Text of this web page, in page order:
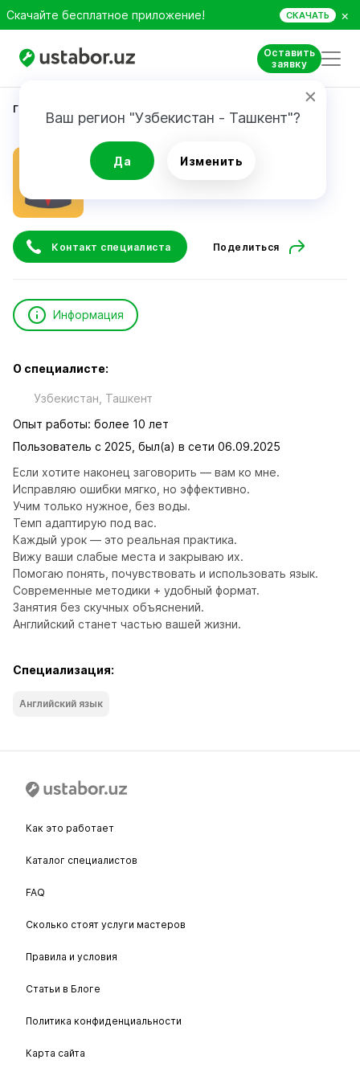
Скачайте бесплатное приложение! СКАЧАТЬ ×
Оставить
заявку
Ваш регион "Узбекистан - Ташкент"?
Да Изменить
Главная Репетиторы и курсы
Kultaev Doston
Контакт специалиста Поделиться
Информация
О специалисте:
Узбекистан, Ташкент
Опыт работы: более 10 лет
Пользователь с 2025, был(а) в сети 06.09.2025
Если хотите наконец заговорить — вам ко мне.
Исправляю ошибки мягко, но эффективно.
Учим только нужное, без воды.
Темп адаптирую под вас.
Каждый урок — это реальная практика.
Вижу ваши слабые места и закрываю их.
Помогаю понять, почувствовать и использовать язык.
Современные методики + удобный формат.
Занятия без скучных объяснений.
Английский станет частью вашей жизни.
Специализация:
Английский язык
Как это работает
Каталог специалистов
FAQ
Сколько стоят услуги мастеров
Правила и условия
Статьи в Блоге
Политика конфиденциальности
Карта сайта